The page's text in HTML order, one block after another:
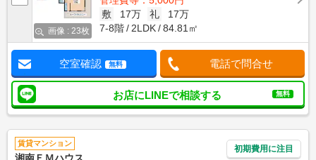
画像 : 23枚
敷
17万 礼
17万
7-8階
2LDK 84.81㎡
空室確認 無料 電話で問合せ
お店にLINEで相談する 無料
賃貸マンション
初期費用に注目